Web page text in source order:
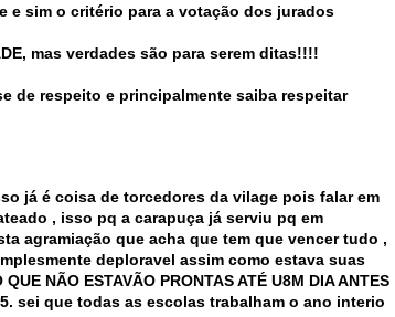
e sim o critério para a votação dos jurados
mas verdades são para serem ditas!!!!
de respeito e principalmente saiba respeitar
já é coisa de torcedores da vilage pois falar em
, isso pq a carapuça já serviu pq em
agramiação que acha que tem que vencer tudo ,
deploravel assim como estava suas
NÃO ESTAVÃO PRONTAS ATÉ U8M DIA ANTES
sei que todas as escolas trabalham o ano interio